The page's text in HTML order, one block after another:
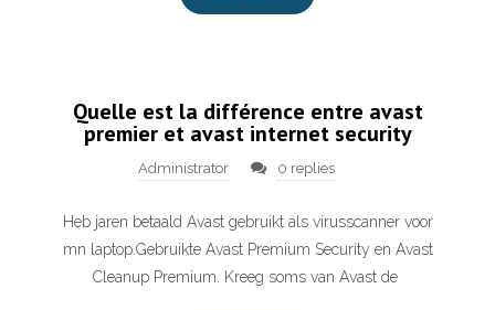
Quelle est la différence entre avast
premier et avast internet security
Administrator 0 replies
Heb jaren betaald Avast gebruikt als virusscanner voor
mn laptop.Gebruikte Avast Premium Security en Avast
Cleanup Premium. Kreeg soms van Avast de